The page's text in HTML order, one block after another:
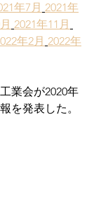
年7月 2021年
2021年11月
年2月 2022年
業会が2020年
を発表した。